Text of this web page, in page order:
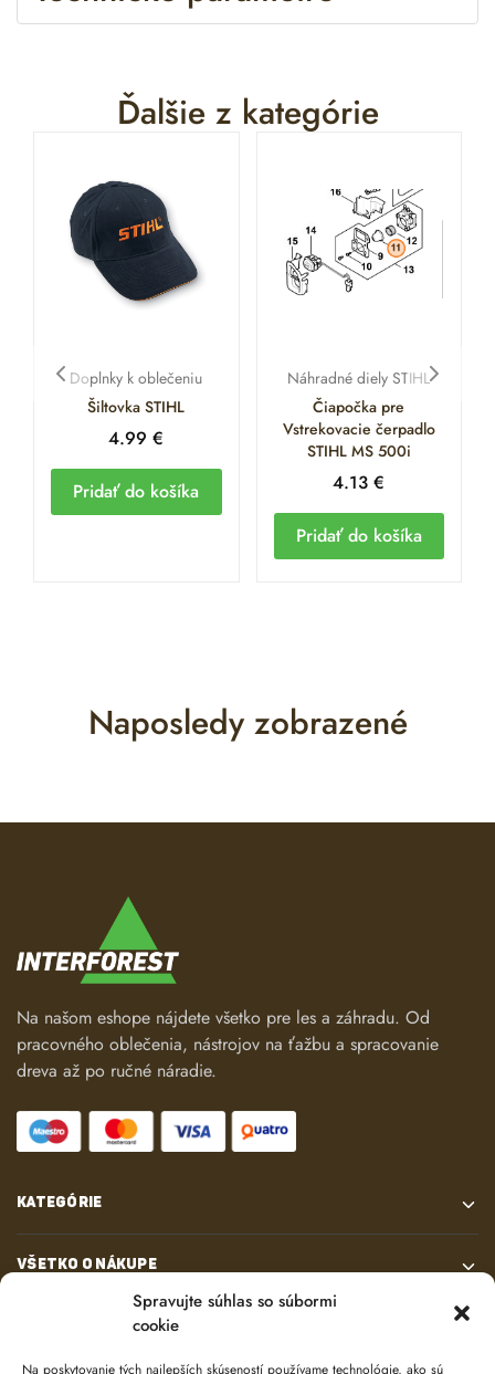
Spravujte súhlas so súbormi
cookie
Na poskytovanie tých najlepších skúseností používame technológie, ako sú
Ďalšie z kategórie
Doplnky k oblečeniu
Šiltovka STIHL
4.99€
Pridať do košíka
Náhradné diely STIHL
Čiapočka pre
Vstrekovacie čerpadlo
STIHL MS 500i
4.13€
Pridať do košíka
Naposledy zobrazené
Na našom eshope nájdete všetko pre les a záhradu. Od
pracovného oblečenia, nástrojov na ťažbu a spracovanie
dreva až po ručné náradie.
KATEGÓRIE
VŠETKO O NÁKUPE